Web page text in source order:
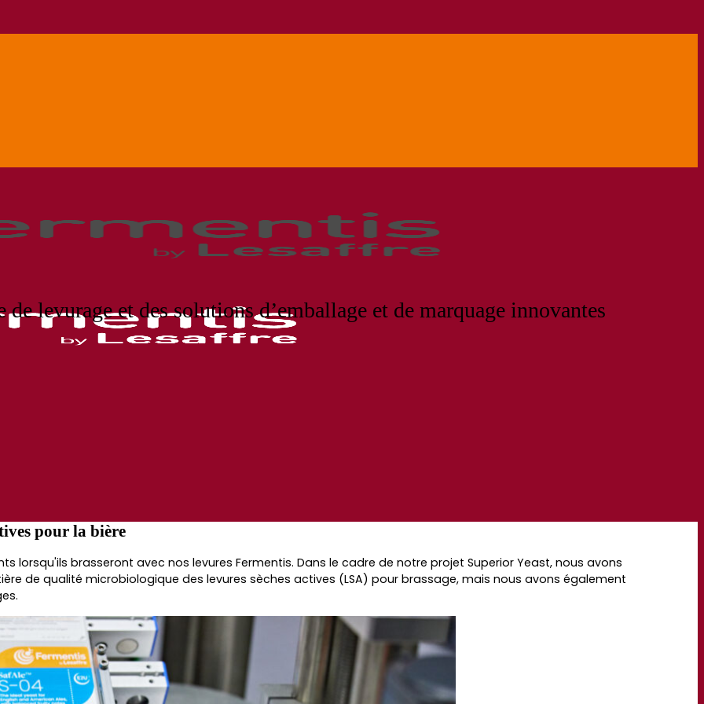
levurage et des solutions d’emballage et de marquage innovantes
pour la bière
lorsqu'ils brasseront avec nos levures Fermentis. Dans le cadre de notre projet Superior Yeast, nous avons
de qualité microbiologique des levures sèches actives (LSA) pour brassage, mais nous avons également